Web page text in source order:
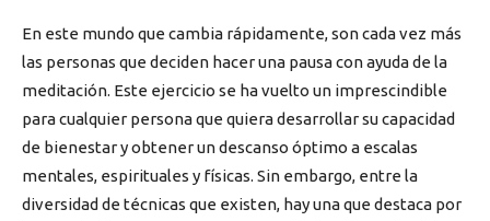
En este mundo que cambia rápidamente, son cada vez más
las personas que deciden hacer una pausa con ayuda de la
meditación. Este ejercicio se ha vuelto un imprescindible
para cualquier persona que quiera desarrollar su capacidad
de bienestar y obtener un descanso óptimo a escalas
mentales, espirituales y físicas. Sin embargo, entre la
diversidad de técnicas que existen, hay una que destaca por